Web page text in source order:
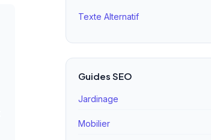
Texte Alternatif
Guides SEO
Jardinage
Mobilier